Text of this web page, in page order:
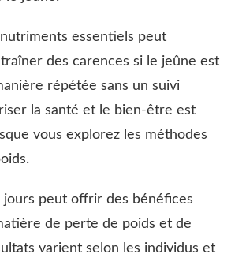
nutriments essentiels peut
des carences si le jeûne est
répétée sans un suivi
la santé et le bien-être est
vous explorez les méthodes
jours peut offrir des bénéfices
de perte de poids et de
varient selon les individus et